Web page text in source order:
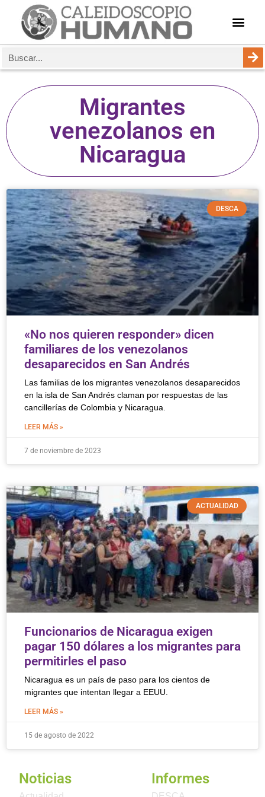
Migrantes
venezolanos en
Nicaragua
DESCA
«No nos quieren responder» dicen
familiares de los venezolanos
desaparecidos en San Andrés
Las familias de los migrantes venezolanos desaparecidos
en la isla de San Andrés claman por respuestas de las
cancillerías de Colombia y Nicaragua.
LEER MÁS »
7 de noviembre de 2023
ACTUALIDAD
Funcionarios de Nicaragua exigen
pagar 150 dólares a los migrantes para
permitirles el paso
Nicaragua es un país de paso para los cientos de
migrantes que intentan llegar a EEUU.
LEER MÁS »
15 de agosto de 2022
Noticias Informes